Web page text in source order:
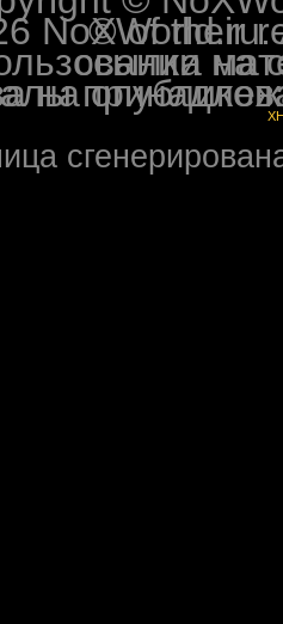
© 2009-2026 NoXWorld.ru. All
При использовании
на форуме